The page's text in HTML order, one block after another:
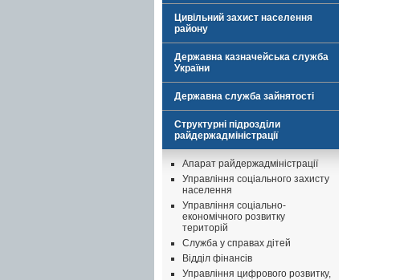
Цивільний захист населення
району
Державна казначейська служба
України
Державна служба зайнятості
Структурні підрозділи
райдержадміністрації
Апарат райдержадміністрації
Управління соціального захисту
населення
Управління соціально-
економічного розвитку
територій
Служба у справах дітей
Відділ фінансів
Управління цифрового розвитку,